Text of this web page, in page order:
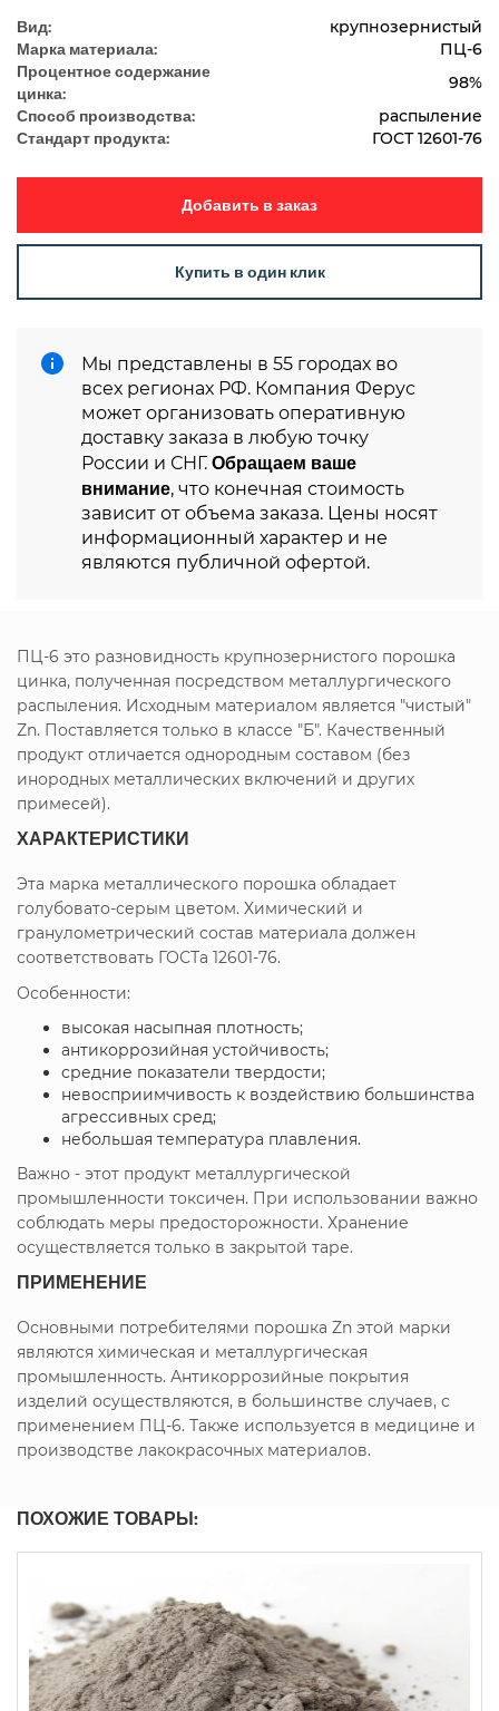
Вид: крупнозернистый
Марка материала: ПЦ-6
Процентное содержание
цинка:
98%
Способ производства: распыление
Стандарт продукта: ГОСТ 12601-76
Добавить в заказ
Купить в один клик
Мы представлены в 55 городах во
всех регионах РФ. Компания Ферус
может организовать оперативную
доставку заказа в любую точку
России и СНГ. Обращаем ваше
внимание, что конечная стоимость
зависит от объема заказа. Цены носят
информационный характер и не
являются публичной офертой.
ПЦ-6 это разновидность крупнозернистого порошка
цинка, полученная посредством металлургического
распыления. Исходным материалом является "чистый"
Zn. Поставляется только в классе "Б". Качественный
продукт отличается однородным составом (без
инородных металлических включений и других
примесей).
ХАРАКТЕРИСТИКИ
Эта марка металлического порошка обладает
голубовато-серым цветом. Химический и
гранулометрический состав материала должен
соответствовать ГОСТа 12601-76.
Особенности:
высокая насыпная плотность;
антикоррозийная устойчивость;
средние показатели твердости;
невосприимчивость к воздействию большинства
агрессивных сред;
небольшая температура плавления.
Важно - этот продукт металлургической
промышленности токсичен. При использовании важно
соблюдать меры предосторожности. Хранение
осуществляется только в закрытой таре.
ПРИМЕНЕНИЕ
Основными потребителями порошка Zn этой марки
являются химическая и металлургическая
промышленность. Антикоррозийные покрытия
изделий осуществляются, в большинстве случаев, с
применением ПЦ-6. Также используется в медицине и
производстве лакокрасочных материалов.
ПОХОЖИЕ ТОВАРЫ: